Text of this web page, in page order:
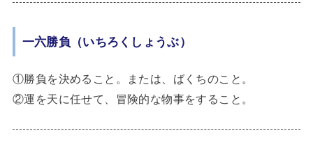
一六勝負（いちろくしょうぶ）
①勝負を決めること。または、ばくちのこと。
②運を天に任せて、冒険的な物事をすること。